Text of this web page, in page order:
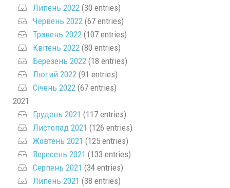
Липень 2022 (30 entries)
Червень 2022 (67 entries)
Травень 2022 (107 entries)
Квітень 2022 (80 entries)
Березень 2022 (18 entries)
Лютий 2022 (91 entries)
Січень 2022 (67 entries)
2021
Грудень 2021 (117 entries)
Листопад 2021 (126 entries)
Жовтень 2021 (125 entries)
Вересень 2021 (133 entries)
Серпень 2021 (34 entries)
Липень 2021 (38 entries)